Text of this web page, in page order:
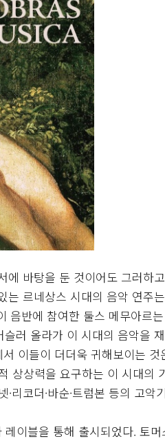
바탕을 둔 것이어도 그러하
르네상스 시대의 음악 연주
음반에 참여한 둘스 메무아르
러 올라가 이 시대의 음악을
이들이 더더욱 귀해보이는
상상력을 요구하는 이 시대의
·리코더·바순·트럼본 등의 고
이블을 통해 출시되었다. 토머